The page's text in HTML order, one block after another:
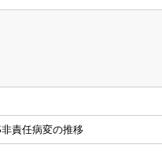
責任病変の推移